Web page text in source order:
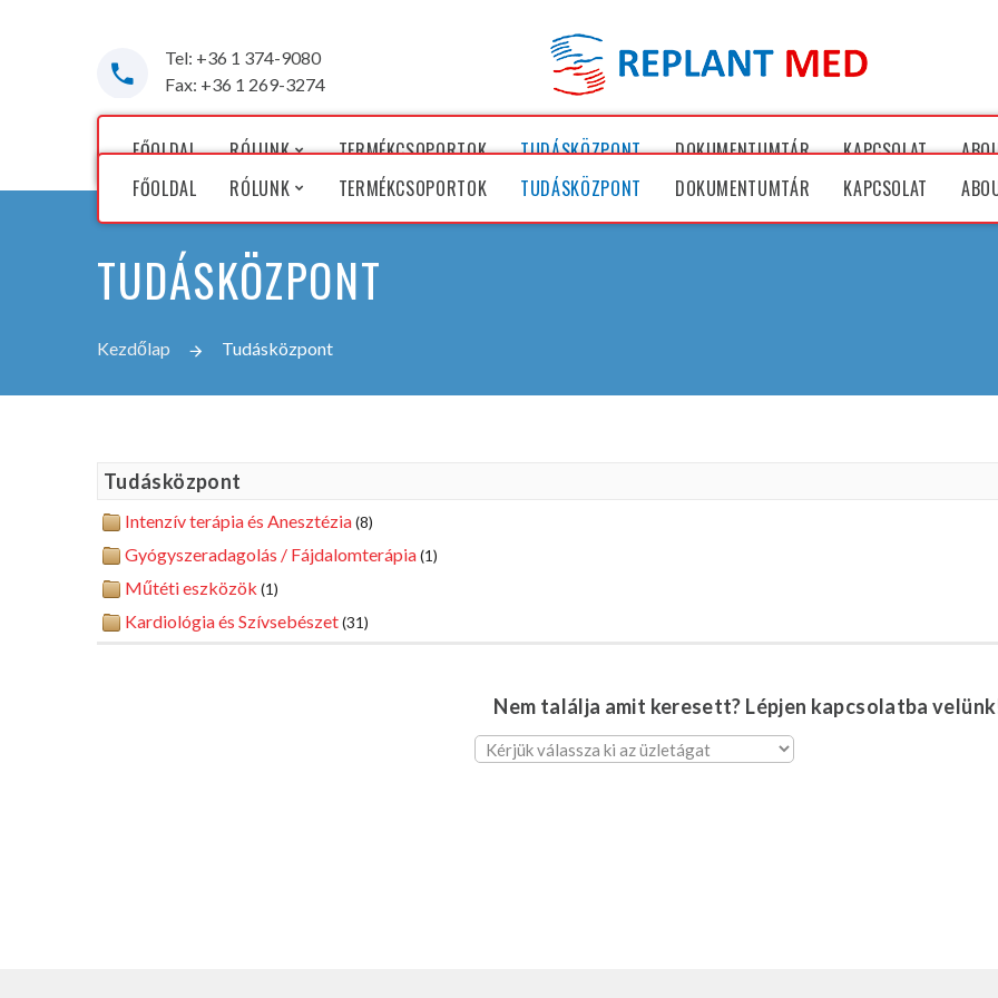
Tel: +36 1 374-9080
Fax: +36 1 269-3274
FŐOLDAL RÓLUNK
Cégünkről
Képviselt gyártóink
TERMÉKCSOPORTOK TUDÁSKÖZPONT DOKUMENTUMTÁR KAPCSOLAT
FŐOLDAL
RÓLUNK
Cégünkről
TERMÉKCSOPORTOK TUDÁSKÖZPONT DOKUMENTUMTÁR KAPCSOLAT
TUDÁSKÖZPONT
Kezdőlap Tudásközpont
Tudásközpont
Intenzív terápia és Anesztézia(8)
Gyógyszeradagolás / Fájdalomterápia(1)
Műtéti eszközök (1)
Kardiológia és Szívsebészet(31)
Nem találja amit keresett? Lépjen kapcsolatba